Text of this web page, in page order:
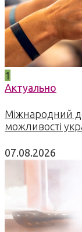
1
Актуально
Міжнародний
можливості
07.08.2026